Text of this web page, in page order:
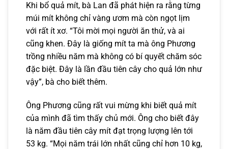
Khi bổ quả mít, bà Lan đã phát hiện ra rằng từng
múi mít không chỉ vàng ươm mà còn ngọt lịm
với rất ít xơ. “Tôi mời mọi người ăn thử, và ai
cũng khen. Đây là giống mít ta mà ông Phương
trồng nhiều năm mà không có bí quyết chăm sóc
đặc biệt. Đây là lần đầu tiên cây cho quả lớn như
vậy”, bà cho biết thêm.
Ông Phương cũng rất vui mừng khi biết quả mít
của mình đã tìm thấy chủ mới. Ông cho biết đây
là năm đầu tiên cây mít đạt trọng lượng lên tới
53 kg. “Mọi năm trái lớn nhất cũng chỉ hơn 10 kg,